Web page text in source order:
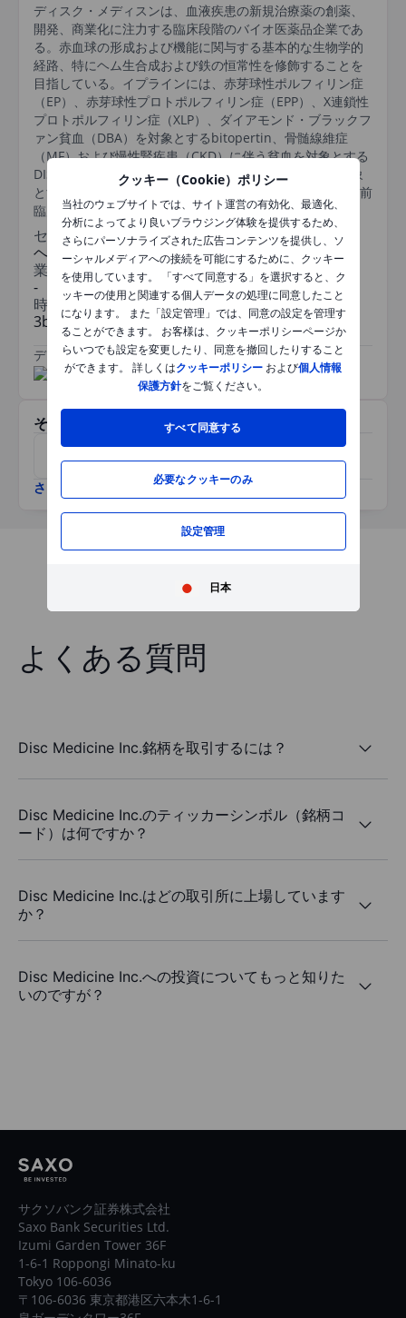
クッキー（Cookie）ポリシー
当社のウェブサイトでは、サイト運営の有効化、最適化、
分析によってより良いブラウジング体験を提供するため、
さらにパーソナライズされた広告コンテンツを提供し、ソ
ーシャルメディアへの接続を可能にするために、クッキー
を使用しています。 「すべて同意する」を選択すると、ク
ッキーの使用と関連する個人データの処理に同意したこと
になります。 また「設定管理」では、同意の設定を管理す
ることができます。 お客様は、クッキーポリシーページか
らいつでも設定を変更したり、同意を撤回したりすること
ができます。 詳しくはクッキーポリシー および個人情報
保護方針をご覧ください。
すべて同意する
必要なクッキーのみ
設定管理
日本
ディスク・メディスンは、血液疾患の新規治療薬の創薬、
開発、商業化に注力する臨床段階のバイオ医薬品企業であ
る。赤血球の形成および機能に関与する基本的な生物学的
経路、特にヘム生合成および鉄の恒常性を修飾することを
目指している。イプラインには、赤芽球性ポルフィリン症
（EP）、赤芽球性プロトポルフィリン症（EPP）、X連鎖性
プロトポルフィリン症（XLP）、ダイアモンド・ブラックフ
ァン貧血（DBA）を対象とするbitopertin、骨髄線維症
（MF）および慢性腎疾患（CKD）に伴う貧血を対象とする
DISC-0974、多血症（PV）およびその他の血液疾患を対象
とするDISC-3405が含まれる。さらに、DISC-0998を含む前
臨床プログラムも展開している。
セクター
ヘルスケア
業種
-
時価総額
3bn
データ提供元
その他関連銘柄
さらに表示
よくある質問
Disc Medicine Inc.銘柄を取引するには？
Disc Medicine Inc.のティッカーシンボル（銘柄コ
ード）は何ですか？
Disc Medicine Inc.はどの取引所に上場しています
か？
Disc Medicine Inc.への投資についてもっと知りた
いのですが？
サクソバンク証券株式会社
Saxo Bank Securities Ltd.
Izumi Garden Tower 36F
1-6-1 Roppongi Minato-ku
Tokyo 106-6036
〒106-6036 東京都港区六本木1-6-1